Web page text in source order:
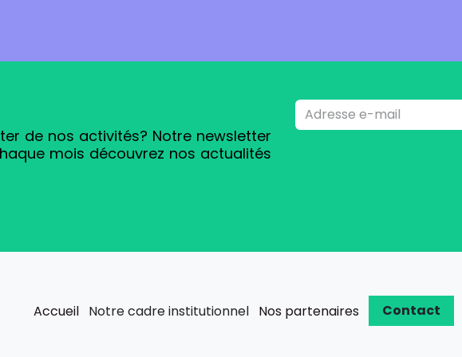
de nos activités? Notre newsletter
mois découvrez nos actualités
AccueilNotre cadre institutionnel Nos partenaires Contact